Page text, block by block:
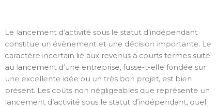
Le lancement d’activité sous le statut d’indépendant
constitue un évènement et une décision importante. Le
caractère incertain lié aux revenus à courts termes suite
au lancement d’une entreprise, fusse-t-elle fondée sur
une excellente idée ou un très bon projet, est bien
présent. Les coûts non négligeables que représente un
lancement d’activité sous le statut d’indépendant, quel